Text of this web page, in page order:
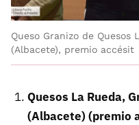
Queso Granizo de Quesos
(Albacete), premio accésit
Quesos La Rueda,
(Albacete) (premio